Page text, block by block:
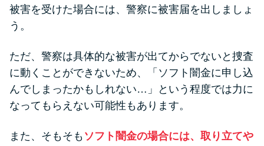
被害を受けた場合には、警察に被害届を出しましょ
う。
ただ、警察は具体的な被害が出てからでないと捜査
に動くことができないため、「ソフト闇金に申し込
んでしまったかもしれない…」という程度では力に
なってもらえない可能性もあります。
また、そもそも ソフト闇金の場合には、取り立てや